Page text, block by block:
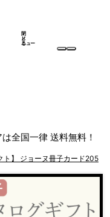
メ
ニュー
閉
じ
る
全国一律 送料無料！
ト】 ジョーヌ冊子カード205